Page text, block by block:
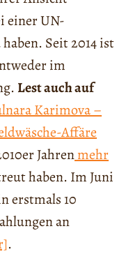
einer UN-
Seit 2014 ist
im
Lest auch auf
Karimova –
Affäre
Jahrenmehr
haben. Im Juni
erstmals 10
an
.